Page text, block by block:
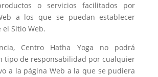
o servicios facilitados por
a los que se puedan establecer
el Sitio Web.
Centro Hatha Yoga no podrá
tipo de responsabilidad por cualquier
a la página Web a la que se pudiera